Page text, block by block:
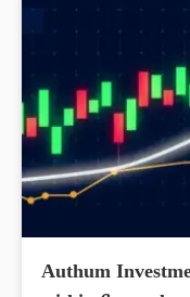
Authum